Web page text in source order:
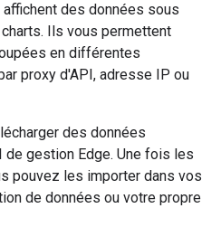
des données sous
Ils vous permettent
en différentes
proxy d'API, adresse IP ou
des données
de gestion Edge. Une fois les
pouvez les importer dans vos
de données ou votre propre